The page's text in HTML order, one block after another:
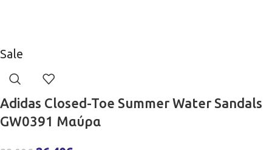
Sale
Adidas Closed-Toe Summer Water Sandals
GW0391 Μαύρα